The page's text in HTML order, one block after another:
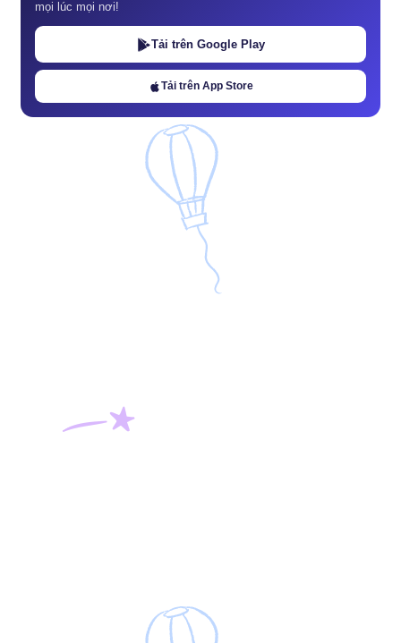
mọi lúc mọi nơi!
Tải trên Google Play
Tải trên App Store